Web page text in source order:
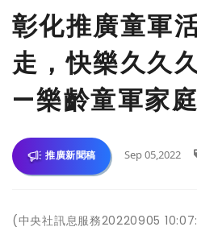
彰化推廣童軍
走，快樂久久
—樂齡童軍家
推廣新聞稿 Sep 05,2022
(中央社訊息服務20220905